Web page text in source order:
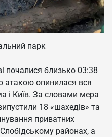
парк
почалися близько 03:38
атакою опинилася вся
і Київ. За словами мера
18 «шахедів» та
приватних
районах, а